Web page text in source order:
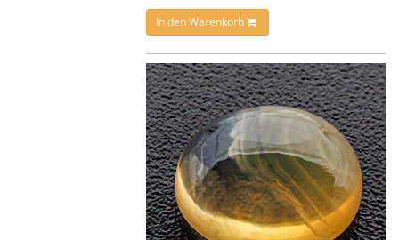
In den Warenkorb